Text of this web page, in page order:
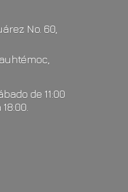
No. 60,
de 11:00
18:00.